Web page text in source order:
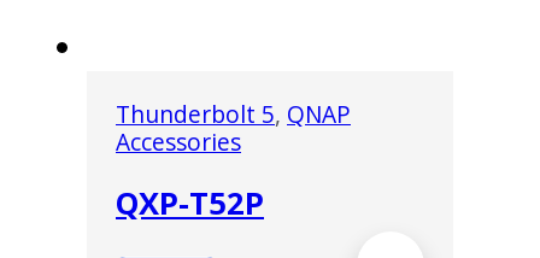
Thunderbolt 5, QNAP
Accessories
QXP-T52P